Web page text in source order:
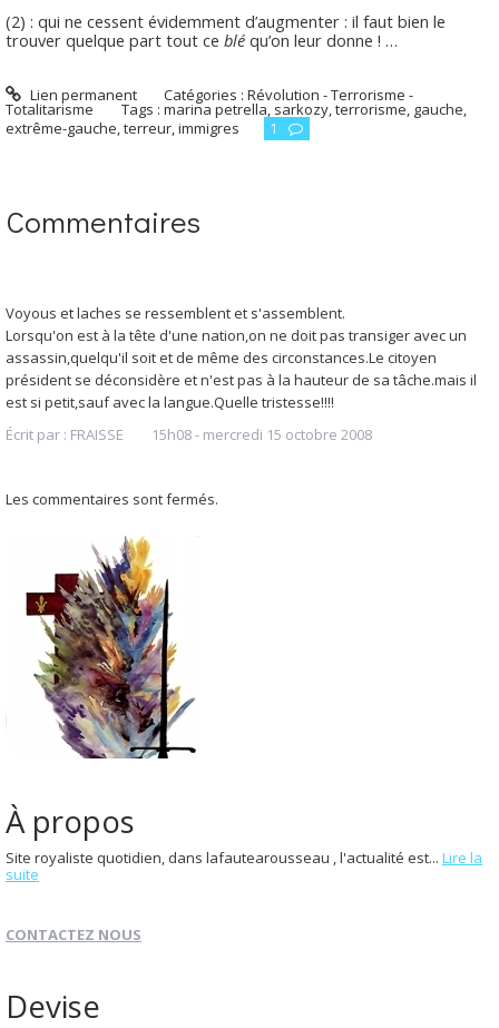
(2) : qui ne cessent évidemment d’augmenter : il faut bien le
trouver quelque part tout ce blé qu’on leur donne ! …
Lien permanent Catégories :Révolution - Terrorisme -
Totalitarisme Tags : marina petrella sarkozy, terrorisme gauche
extrême-gauche terreur immigres 1
Commentaires
Voyous et laches se ressemblent et s'assemblent.
Lorsqu'on est à la tête d'une nation,on ne doit pas transiger avec un
assassin,quelqu'il soit et de même des circonstances.Le citoyen
président se déconsidère et n'est pas à la hauteur de sa tâche.mais il
est si petit,sauf avec la langue.Quelle tristesse!!!!
Écrit par : FRAISSE 15h08- mercredi 15 octobre 2008
Les commentaires sont fermés.
À propos
Site royaliste quotidien, dans lafautearousseau , l'actualité est... Lire la
suite
CONTACTEZ NOUS
Devise